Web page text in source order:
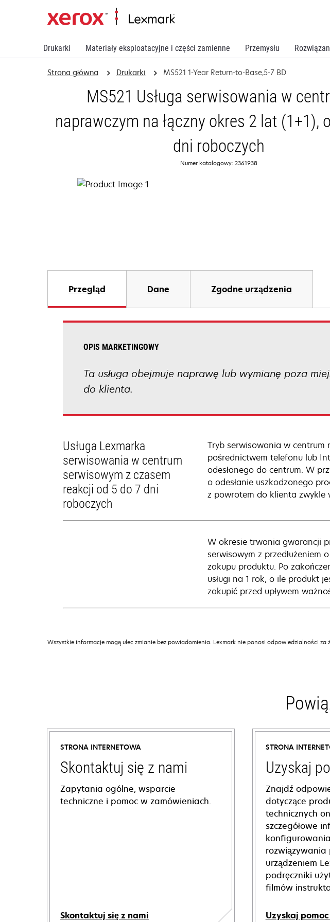
Drukarki Materiały eksploatacyjne i części zamienne Przemysłu
Strona główna Drukarki MS521 1-Year Return-to-Base,5-7 BD
MS521 Usługa serwisowania w
naprawczym na łączny okres 2 lat (1+1),
dni roboczych
Numer katalogowy: 2361938
Przegląd Dane Zgodne urządzenia
OPIS MARKETINGOWY
Ta usługa obejmuje naprawę lub wymianę poza
do klienta.
Usługa Lexmarka
serwisowania w centrum
serwisowym z czasem
reakcji od 5 do 7 dni
roboczych
Tryb serwisowania w centrum
pośrednictwem telefonu lub
odesłanego do centrum. W
o odesłanie uszkodzonego
z powrotem do klienta zwykle
W okresie trwania gwarancji
serwisowym z
zakupu produktu. Po
usługi na 1 rok, o ile produkt
zakupić przed upływem
Wszystkie informacje mogą ulec zmianie bez powiadomienia. Lexmark nie ponosi odpowiedzialności za
STRONA INTERNETOWA
Skontaktuj się z nami
Zapytania ogólne, wsparcie
techniczne i pomoc w zamówieniach.
Skontaktuj się z nami
STRONA
Uzyskaj
Znajdź
dotyczące
technicznych
szczegółowe
rozwiązywania
urządzeniem
podręczniki
filmów
Uzyskaj